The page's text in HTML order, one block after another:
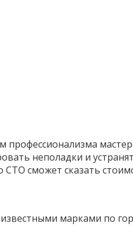
неполадки и
сможет сказать
марками по